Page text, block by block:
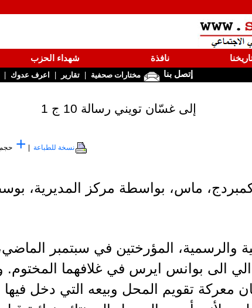
نافذة شهداء الحزب
إتصل بنا مختارات صحفية | تقارير | اعرف عدوك |
إلى غسّان تويني رسالة 10 ج 1
نسخة للطباعة +
كمبردج، ماس، بواسطة مركز المديرية،
المؤرختين في سبتمبر
الى بوانس ايرس في غلافهما المختوم.
معركة تقويم المحل وبيعه التي دخل